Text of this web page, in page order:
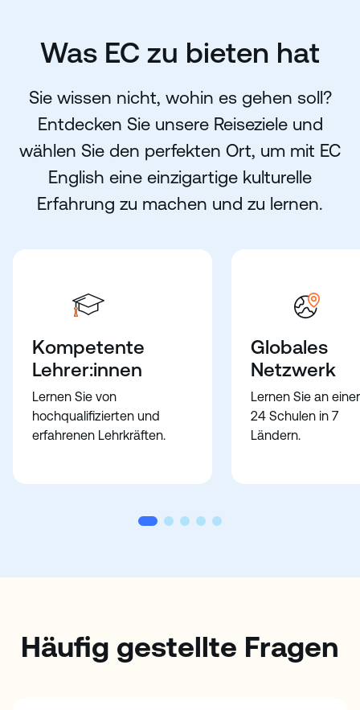
Was EC zu bieten hat
Sie wissen nicht, wohin es gehen soll?
Entdecken Sie unsere Reiseziele und
wählen Sie den perfekten Ort, um mit EC
English eine einzigartige kulturelle
Erfahrung zu machen und zu lernen.
Kompetente
Lehrer:innen
Lernen Sie von
hochqualifizierten und
erfahrenen Lehrkräften.
Globales
Netzwerk
Lernen Sie an
24 Schulen in 7
Ländern.
Häufig gestellte Fragen